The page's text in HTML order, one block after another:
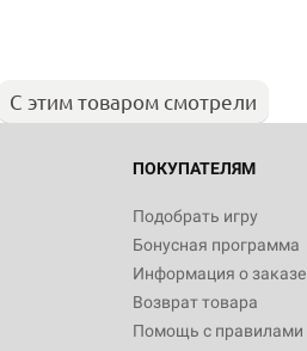
С этим товаром смотрели
ПОКУПАТЕЛЯМ
Подобрать игру
Бонусная программа
Информация о заказе
Возврат товара
Помощь с правилами